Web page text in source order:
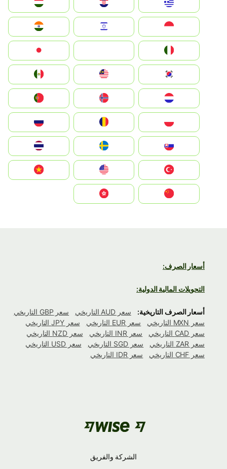
Hrvatska
Magyarország
Indonesia
South Korea
Nederland
Portugal
România
Slovensko
United States
Vietnam
أسعار الصرف:
التحويلات المالية الدولية:
أسعار الصرف التاريخية: سعر AUD التاريخي
سعر GBP التاريخي
سعر MXN التاريخي
سعر EUR التاريخي
سعر JPY التاريخي
سعر CAD التاريخي
سعر INR التاريخي
سعر NZD التاريخي
سعر ZAR التاريخي
سعر SGD التاريخي
سعر USD التاريخي
سعر CHF التاريخي
سعر IDR التاريخي
الشركة والفريق